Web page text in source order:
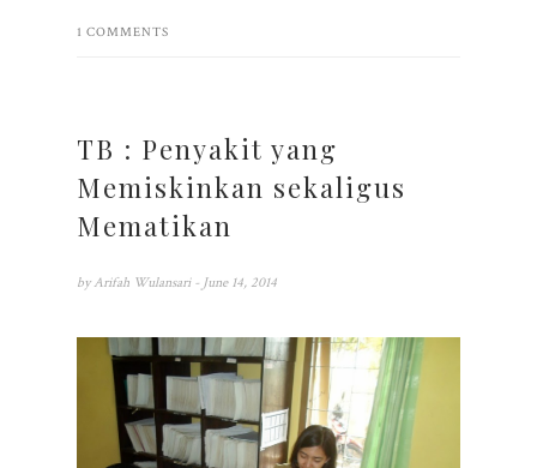
1 COMMENTS
TB : Penyakit yang
Memiskinkan sekaligus
Mematikan
by Arifah Wulansari - June 14, 2014